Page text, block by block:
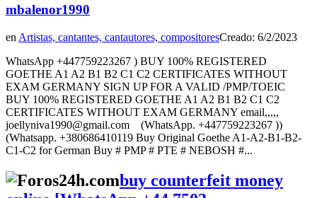
mbalenor1990
en Artistas, cantantes, cantautores, compositoresCreado: 6/2/2023
WhatsApp +447759223267 ) BUY 100% REGISTERED
GOETHE A1 A2 B1 B2 C1 C2 CERTIFICATES WITHOUT
EXAM GERMANY SIGN UP FOR A VALID /PMP/TOEIC
BUY 100% REGISTERED GOETHE A1 A2 B1 B2 C1 C2
CERTIFICATES WITHOUT EXAM GERMANY email,,,,,
joellyniva1990@gmail.com (WhatsApp. +447759223267 ))
(Whatsapp. +380686410119 Buy Original Goethe A1-A2-B1-B2-
C1-C2 for German Buy # PMP # PTE # NEBOSH #...
buy counterfeit money